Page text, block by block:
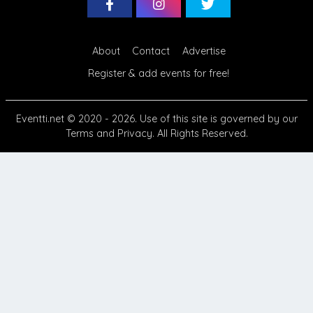
About Contact
Advertise
Register & add events for free!
Eventti.net© 2020 - 2026. Use of this site is governed by our
Terms and Privacy. All Rights Reserved.